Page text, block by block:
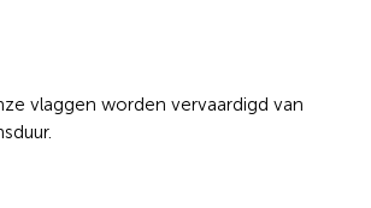
vlaggen worden vervaardigd van